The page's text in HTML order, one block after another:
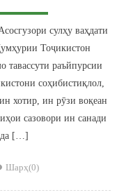
сулҳу ваҳдати
Тоҷикистон
раъйпурсии
соҳибистиқлол,
хотир, ин рӯзи воқеан
сазовори ин санади
[…]
Шарҳ(0)